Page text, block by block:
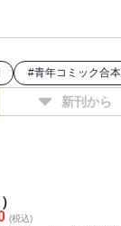
#青年コミック合
新刊から
(税込)